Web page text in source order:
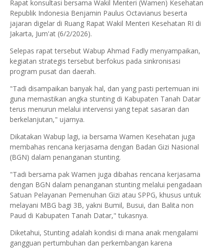
Rapat konsultasi bersama Wakil Menteri (Wamen) Kesehatan
Republik Indonesia Benjamin Paulus Octavianus beserta
jajaran digelar di Ruang Rapat Wakil Menteri Kesehatan RI di
Jakarta, Jum'at (6/2/2026).
Selepas rapat tersebut Wabup Ahmad Fadly menyampaikan,
kegiatan strategis tersebut berfokus pada sinkronisasi
program pusat dan daerah.
"Tadi disampaikan banyak hal, dan yang pasti pertemuan ini
guna memastikan angka stunting di Kabupaten Tanah Datar
terus menurun melalui intervensi yang tepat sasaran dan
berkelanjutan," ujarnya.
Dikatakan Wabup lagi, ia bersama Wamen Kesehatan juga
membahas rencana kerjasama dengan Badan Gizi Nasional
(BGN) dalam penanganan stunting.
"Tadi bersama pak Wamen juga dibahas rencana kerjasama
dengan BGN dalam penanganan stunting melalui pengadaan
Satuan Pelayanan Pemenuhan Gizi atau SPPG, khusus untuk
melayani MBG bagi 3B, yakni Bumil, Busui, dan Balita non
Paud di Kabupaten Tanah Datar," tukasnya.
Diketahui, Stunting adalah kondisi di mana anak mengalami
gangguan pertumbuhan dan perkembangan karena